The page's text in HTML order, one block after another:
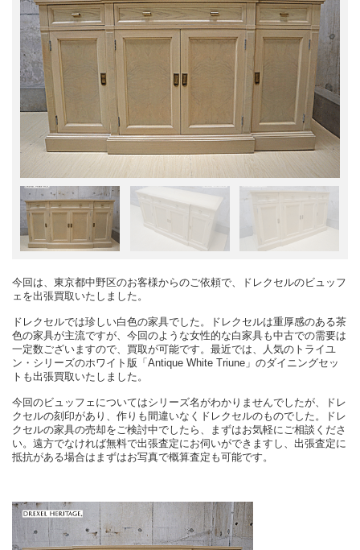
今回は、東京都中野区のお客様からのご依頼で、ドレクセルのビュッフ
ェを出張買取いたしました。
ドレクセルでは珍しい白色の家具でした。ドレクセルは重厚感のある茶
色の家具が主流ですが、今回のような女性的な白家具も中古での需要は
一定数ございますので、買取が可能です。最近では、人気のトライユ
ン・シリーズのホワイト版「Antique White Triune」のダイニングセッ
トも出張買取いたしました。
今回のビュッフェについてはシリーズ名がわかりませんでしたが、ドレ
クセルの刻印があり、作りも間違いなくドレクセルのものでした。ドレ
クセルの家具の売却をご検討中でしたら、まずはお気軽にご相談くださ
い。遠方でなければ無料で出張査定にお伺いができますし、出張査定に
抵抗がある場合はまずはお写真で概算査定も可能です。